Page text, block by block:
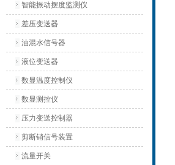
智能振动摆度监测仪
差压变送器
油混水信号器
液位变送器
数显温度控制仪
数显测控仪
压力变送控制器
剪断销信号装置
流量开关